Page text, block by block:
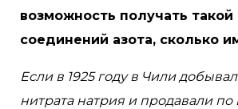
возможность получать
соединений азота, сколько
Если в 1925 году в Чили
нитрата натрия и продавали по